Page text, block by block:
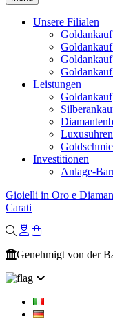
Unsere Filialen
Leistungen
Goldankauf
Investitionen
Anlage-
Gioielli in Oro e
Carati
Genehmigt von der